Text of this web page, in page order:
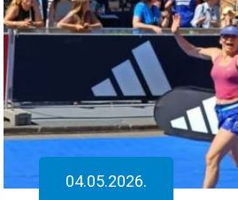
04.05.2026.